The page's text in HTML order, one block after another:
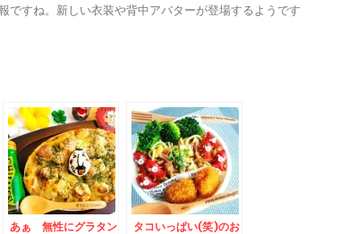
ですね。新しい衣装や背中アバターが登場するようです
あぁ 無性にグラタン
タコいっぱい(笑)のお